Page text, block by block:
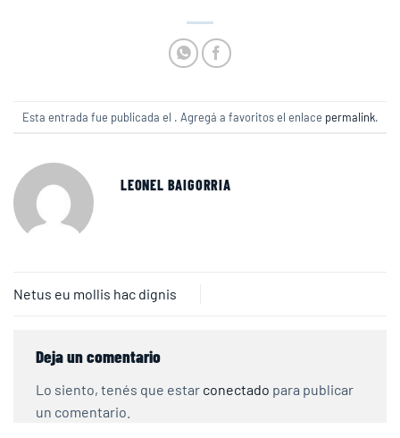
Esta entrada fue publicada el . Agregá a favoritos el enlace permalink.
LEONEL BAIGORRIA
Netus eu mollis hac dignis
Deja un comentario
Lo siento, tenés que estar conectado para publicar
un comentario.